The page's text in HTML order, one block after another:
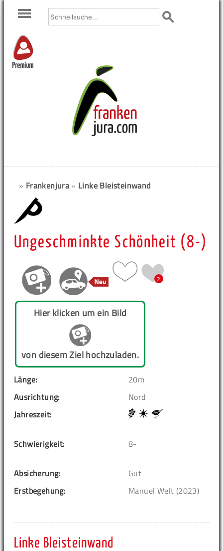
Premium
» Frankenjura» Linke Bleisteinwand
Ungeschminkte Schönheit (8-)
2
Hier klicken um ein Bild
von diesem Ziel hochzuladen.
Länge:
20m
Ausrichtung:
Nord
Jahreszeit:
Schwierigkeit: 8-
Absicherung:
Gut
Erstbegehung:
Manuel Welt (2023)
Linke Bleisteinwand